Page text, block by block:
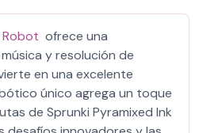
Robot ofrece una
y resolución de
en una excelente
único agrega un toque
de Sprunki Pyramixed Ink